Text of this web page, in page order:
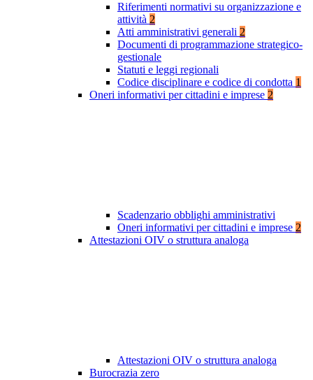
Riferimenti normativi su organizzazione e
attività 2
Atti amministrativi generali 2
Documenti di programmazione strategico-
gestionale
Statuti e leggi regionali
Codice disciplinare e codice di condotta 1
Oneri informativi per cittadini e imprese 2
Scadenzario obblighi amministrativi
Oneri informativi per cittadini e imprese 2
Attestazioni OIV o struttura analoga
Attestazioni OIV o struttura analoga
Burocrazia zero